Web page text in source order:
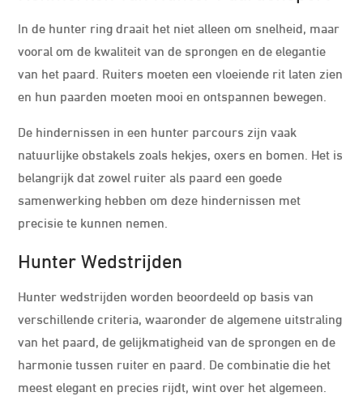
In de hunter ring draait het niet alleen om snelheid, maar
vooral om de kwaliteit van de sprongen en de elegantie
van het paard. Ruiters moeten een vloeiende rit laten zien
en hun paarden moeten mooi en ontspannen bewegen.
De hindernissen in een hunter parcours zijn vaak
natuurlijke obstakels zoals hekjes, oxers en bomen. Het is
belangrijk dat zowel ruiter als paard een goede
samenwerking hebben om deze hindernissen met
precisie te kunnen nemen.
Hunter Wedstrijden
Hunter wedstrijden worden beoordeeld op basis van
verschillende criteria, waaronder de algemene uitstraling
van het paard, de gelijkmatigheid van de sprongen en de
harmonie tussen ruiter en paard. De combinatie die het
meest elegant en precies rijdt, wint over het algemeen.